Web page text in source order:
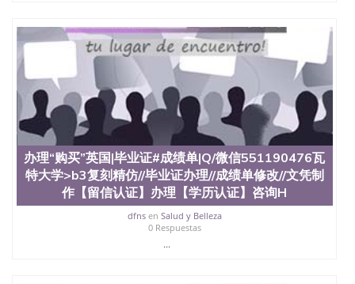
合性大学，每年有来自世界各地的成百上千的海外学
生前往求学。 至今，这是一所在世界上享有学术地
位、声誉、实习机会和影响力的高等教育机构，并获
誉为美国本科教育质量的核心代表。其计算机系与会
计系更是在当今美国大学教学排名中表现优异。其毕
业生大多可以在其所处地域的世界硅谷中心得到工作
机会。许多硅谷公司甚至在学生大三和大四的学期提
供许多相应科系的实习机会。无论是加州大学系统
(UC)，还是加州州立大学系统(CSU), 圣何塞州立大学
都占据着加州所有大学中的地理位置。 圣何塞州立大
学座落于硅谷(Silicon Valley), 于附近的旧金山-圣何塞
地区为全美的重要科技中心。约有学生三万人，超过
134种学士学科和65个硕士学科，并有来自世界60余
国的学生来此就读。其有名的科系如计算机科学，电
子工程学，工商管理学，艺术设计，和航空学等，深
办理“购买”英国|毕业证#成绩单|Q/微信551190476瓦
特大学>b3复刻精仿//毕业证办理//成绩单修改//文凭制
作【留信认证】办理【学历认证】咨询H
dfnsen Salud y Belleza
0 Respuestas
...